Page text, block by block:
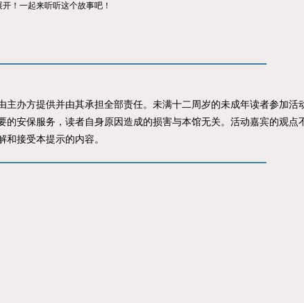
！一起来听听这个故事吧！
办方提供并由其承担全部责任。未满十二周岁的未成年读者参加活
的安保服务，读者自身原因造成的损害与本馆无关。活动嘉宾的观点
和接受本提示的内容。